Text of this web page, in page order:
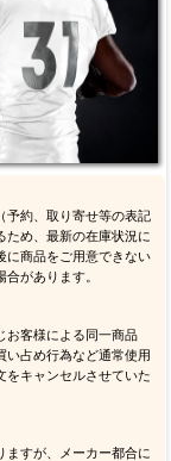
予約、取り寄せ等の表記
ため、最新の在庫状況に
に商品をご用意できない
があります。
お客様による同一商品
い占め行為など通常使用
をキャンセルさせていた
ますが、メーカー都合に